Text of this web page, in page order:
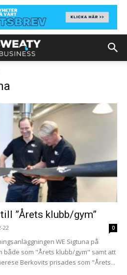
”Årets klubb/gym”
22 0
WE Sigtuna på
både som "Årets klubb/gym" samt att
Berkovits prisades som "Årets...